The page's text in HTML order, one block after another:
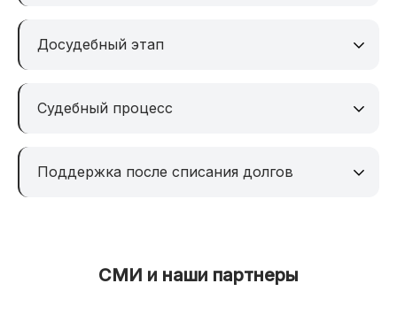
Досудебный этап
Судебный процесс
Поддержка после списания долгов
СМИ и наши партнеры